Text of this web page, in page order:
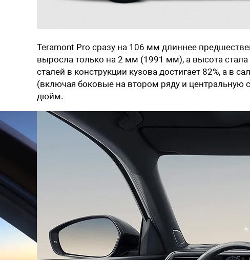
Teramont Pro сразу на 106 мм длиннее
выросла только на 2 мм (1991 мм), а высота
сталей в конструкции кузова достигает 82%, а в
(включая боковые на втором ряду и
дюйм.